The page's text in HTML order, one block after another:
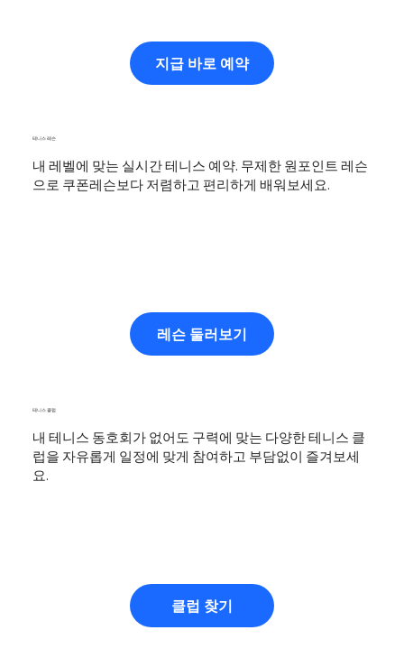
지급 바로 예약
내 레벨에 맞는 실시간 테니스 예약. 무제한 원포인트 레슨
으로 쿠폰레슨보다 저렴하고 편리하게 배워보세요.
테니스 레슨
레슨 둘러보기
내 테니스 동호회가 없어도 구력에 맞는 다양한 테니스 클
럽을 자유롭게 일정에 맞게 참여하고 부담없이 즐겨보세
요.
테니스 클럽
클럽 찾기